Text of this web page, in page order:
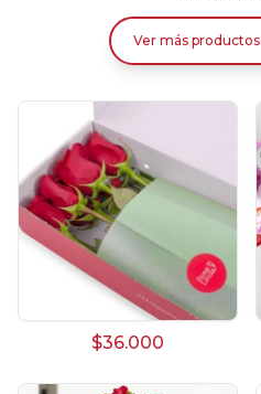
Ver más productos
$36.000